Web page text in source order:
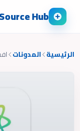
Source Hub
الرئيسية المدونات